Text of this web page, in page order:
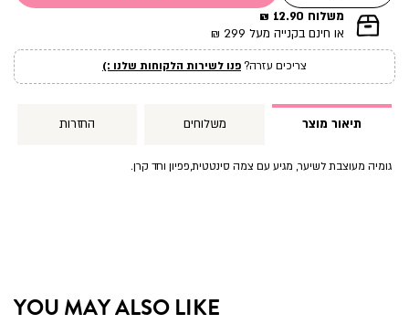
|
תומך
עמוד
מוצר
משלוח 12.90 ₪
או חינם בקנייה מעל 299 ₪
צריכים עזרה?פנו לשירות הלקוחות שלנו :)
תיאור מוצר משלוחים החזרות
גומיה מעוצבת לשיער, מגיע עם צמה סינטטית,פפיון וחד קרן.
YOU MAY ALSO LIKE